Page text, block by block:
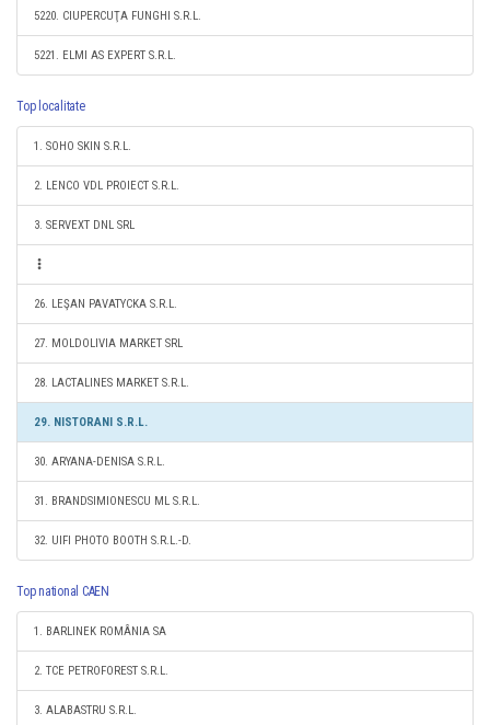
5220. CIUPERCUŢA FUNGHI S.R.L.
5221. ELMI AS EXPERT S.R.L.
Top localitate
1. SOHO SKIN S.R.L.
2. LENCO VDL PROIECT S.R.L.
3. SERVEXT DNL SRL
26. LEŞAN PAVATYCKA S.R.L.
27. MOLDOLIVIA MARKET SRL
28. LACTALINES MARKET S.R.L.
29. NISTORANI S.R.L.
30. ARYANA-DENISA S.R.L.
31. BRANDSIMIONESCU ML S.R.L.
32. UIFI PHOTO BOOTH S.R.L.-D.
Top national CAEN
1. BARLINEK ROMÂNIA SA
2. TCE PETROFOREST S.R.L.
3. ALABASTRU S.R.L.